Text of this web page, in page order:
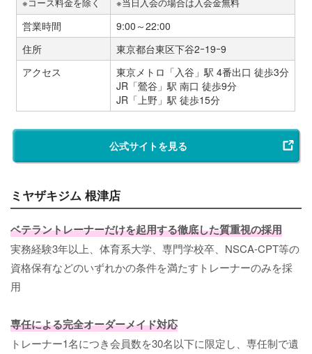
営業時間
9:00～22:00
住所
東京都台東区下谷2ｰ19ｰ9
アクセス
東京メトロ「入谷」駅 4番出口 徒歩3分
JR「鶯谷」駅 南口 徒歩9分
JR「上野」駅 徒歩15分
公式サイトを見る
ミヤザキジム 根津店
ベテラントレーナーだけを起用する徹底した質重視の採用
実務経験3年以上、体育系大学、専門学校卒、NSCA-CPT等の
資格保有などのいずれかの条件を満たすトレーナーのみを採
用
専任による完全オーダーメイド対応
トレーナー1名につき会員数を30名以下に限定し、専任制で遺